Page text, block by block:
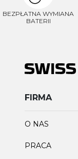
BEZPŁATNA WYMIANA
BATERII
FIRMA
O NAS
PRACA